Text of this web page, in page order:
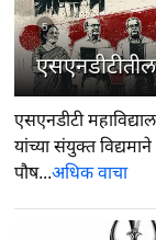
5
एसएनडीटी
यांच्या संयुक्त
पौष...अधिक वाचा